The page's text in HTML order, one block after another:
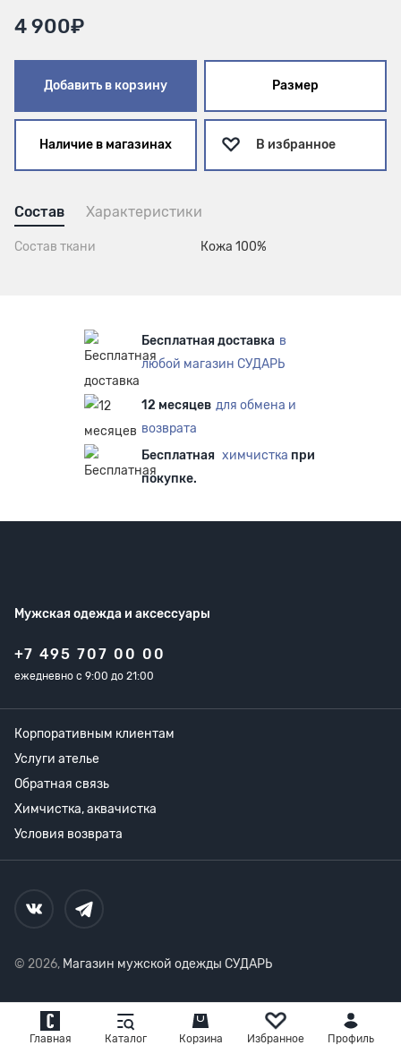
Главная Каталог Корзина Избранное Профиль
4 900₽
Добавить в корзину Размер
Наличие в магазинах В избранное
Состав Характеристики
Состав ткани Кожа 100%
Бесплатная доставка в
любой магазин СУДАРЬ
12 месяцев для обмена и
возврата
Бесплатная химчистка при
покупке.
Мужская одежда и аксессуары
+7 495 707 00 00
ежедневно с 9:00 до 21:00
Корпоративным клиентам
Услуги ателье
Обратная связь
Химчистка, аквачистка
Условия возврата
© 2026, Магазин мужской одежды СУДАРЬ